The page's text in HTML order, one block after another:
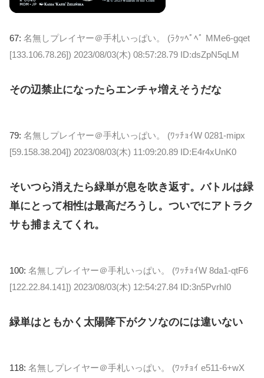
67: 名無しプレイヤー＠手札いっぱい。 (ﾗｸｯﾍﾟﾍﾟ MMe6-gqet
[133.106.78.26]) 2023/08/03(木) 08:57:28.79 ID:dsZpN5qLM
その辺禁止になったらエンチャ増えそうだな
79: 名無しプレイヤー＠手札いっぱい。 (ﾜｯﾁｮｲW 0281-mipx
[59.158.38.204]) 2023/08/03(木) 11:09:20.89 ID:E4r4xUnK0
そいつら消えたら緑単が息を吹き返す。バトルは緑
単にとって相性は最高だろうし。ついでにアトラク
サも捕まえてくれ。
100: 名無しプレイヤー＠手札いっぱい。 (ﾜｯﾁｮｲW 8da1-qtF6
[122.22.84.141]) 2023/08/03(木) 12:54:27.84 ID:3n5PvrhI0
緑単はともかく太陽降下がクソなのには違いない
118: 名無しプレイヤー＠手札いっぱい。 (ﾜｯﾁｮｲ e511-6+wX